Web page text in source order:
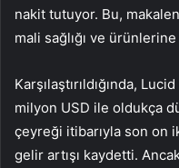
nakit tutuyor. Bu,
mali sağlığı ve
Karşılaştırıldığında,
milyon USD ile oldukça
çeyreği itibarıyla son on
gelir artışı kaydetti.